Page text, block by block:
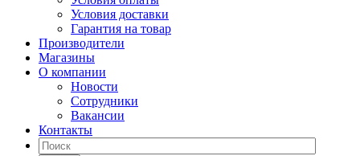
Условия доставки
Гарантия на товар
Производители
Магазины
О компании
Новости
Сотрудники
Вакансии
Контакты